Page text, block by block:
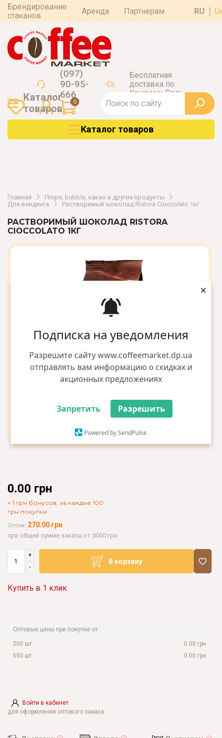
Подписка на уведомления
Разрешите сайту www.coffeemarket.dp.ua
отправлять вам информацию о скидках и
акционных предложениях
Запретить Разрешить
Powered by SendPulse
×
Брендирование
стаканов
Аренда Партнерам RU
(097)
90-95-
666
Бесплатная
доставка по
Кривому Рогу
0
Каталог
товаров
Каталог товаров
Главная
Пюре, bubble, какао и другие продукты
Для вендинга
Растворимый шоколад Ristora Cioccolato 1кг
РАСТВОРИМЫЙ ШОКОЛАД RISTORA
CIOCCOLATO 1КГ
0.00 грн
+ 1 грн бонусов, за каждые 100
грн покупки
Оптом: 270.00 грн
при общей сумме заказа от 5000 грн
+
-
В корзину
Купить в 1 клик
Оптовые цены при покупке от:
200 шт
0.00 грн
500 шт
0.00 грн
Войти в кабинет
для оформления оптового заказа